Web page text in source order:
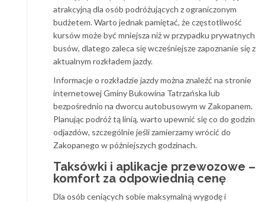
atrakcyjną dla osób podróżujących z ograniczonym
budżetem. Warto jednak pamiętać, że częstotliwość
kursów może być mniejsza niż w przypadku prywatnych
busów, dlatego zaleca się wcześniejsze zapoznanie się z
aktualnym rozkładem jazdy.
Informacje o rozkładzie jazdy można znaleźć na stronie
internetowej Gminy Bukowina Tatrzańska lub
bezpośrednio na dworcu autobusowym w Zakopanem.
Planując podróż tą linią, warto upewnić się co do godzin
odjazdów, szczególnie jeśli zamierzamy wrócić do
Zakopanego w późniejszych godzinach.
Taksówki i aplikacje przewozowe –
komfort za odpowiednią cenę
Dla osób ceniących sobie maksymalną wygodę i